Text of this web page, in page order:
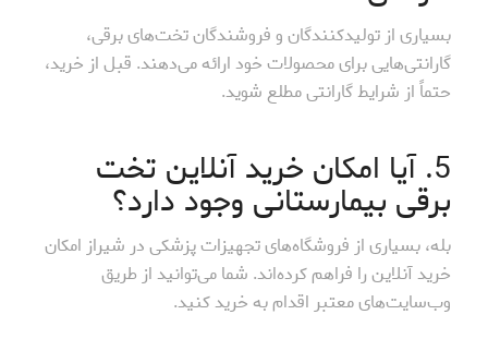
بسیاری از تولیدکنندگان و فروشندگان تخت‌های برقی،
گارانتی‌هایی برای محصولات خود ارائه می‌دهند. قبل از خرید،
حتماً از شرایط گارانتی مطلع شوید.
5. آیا امکان خرید آنلاین تخت
برقی بیمارستانی وجود دارد؟
بله، بسیاری از فروشگاه‌های تجهیزات پزشکی در شیراز امکان
خرید آنلاین را فراهم کرده‌اند. شما می‌توانید از طریق
وب‌سایت‌های معتبر اقدام به خرید کنید.